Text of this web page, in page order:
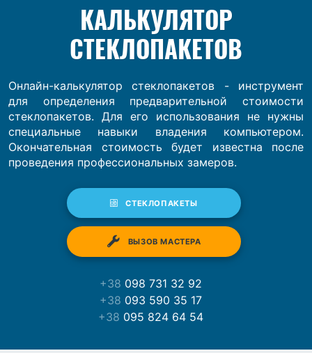
КАЛЬКУЛЯТОР
СТЕКЛОПАКЕТОВ
Онлайн-калькулятор стеклопакетов - инструмент
для определения предварительной стоимости
стеклопакетов. Для его использования не нужны
специальные навыки владения компьютером.
Окончательная стоимость будет известна после
проведения профессиональных замеров.
СТЕКЛОПАКЕТЫ
ВЫЗОВ МАСТЕРА
+38 098 731 32 92
+38 093 590 35 17
+38 095 824 64 54